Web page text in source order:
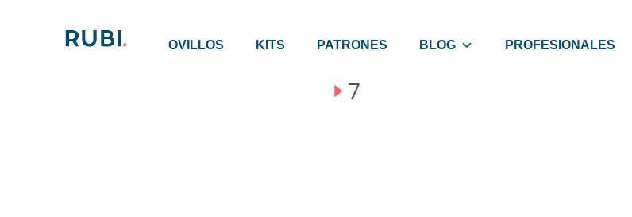
OVILLOS KITS PATRONES BLOG PROFESIONALES
7